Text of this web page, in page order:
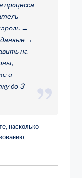
процесса
→
→
на
и
до 3
насколько